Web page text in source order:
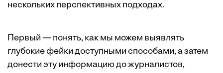
нескольких перспективных подходах.
Первый — понять, как мы можем выявлять
глубокие фейки доступными способами, а затем
донести эту информацию до журналистов,